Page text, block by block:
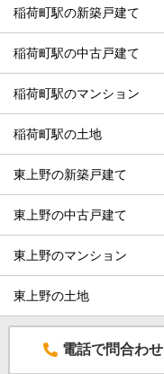
稲荷町駅の新築戸建て
稲荷町駅の中古戸建て
稲荷町駅のマンション
稲荷町駅の土地
東上野の新築戸建て
東上野の中古戸建て
東上野のマンション
東上野の土地
電話で問合わせ